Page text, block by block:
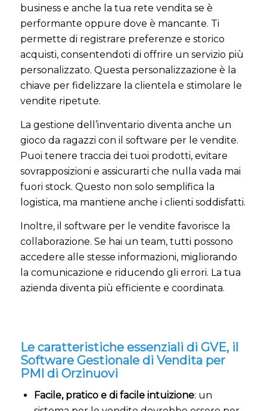
business e anche la tua rete vendita se è
performante oppure dove è mancante. Ti
permette di registrare preferenze e storico
acquisti, consentendoti di offrire un servizio più
personalizzato. Questa personalizzazione è la
chiave per fidelizzare la clientela e stimolare le
vendite ripetute.
La gestione dell’inventario diventa anche un
gioco da ragazzi con il software per le vendite.
Puoi tenere traccia dei tuoi prodotti, evitare
sovrapposizioni e assicurarti che nulla vada mai
fuori stock. Questo non solo semplifica la
logistica, ma mantiene anche i clienti soddisfatti.
Inoltre, il software per le vendite favorisce la
collaborazione. Se hai un team, tutti possono
accedere alle stesse informazioni, migliorando
la comunicazione e riducendo gli errori. La tua
azienda diventa più efficiente e coordinata.
Le caratteristiche essenziali di GVE, il
Software Gestionale di Vendita per
PMI di Orzinuovi
Facile, pratico e di facile intuizione: un